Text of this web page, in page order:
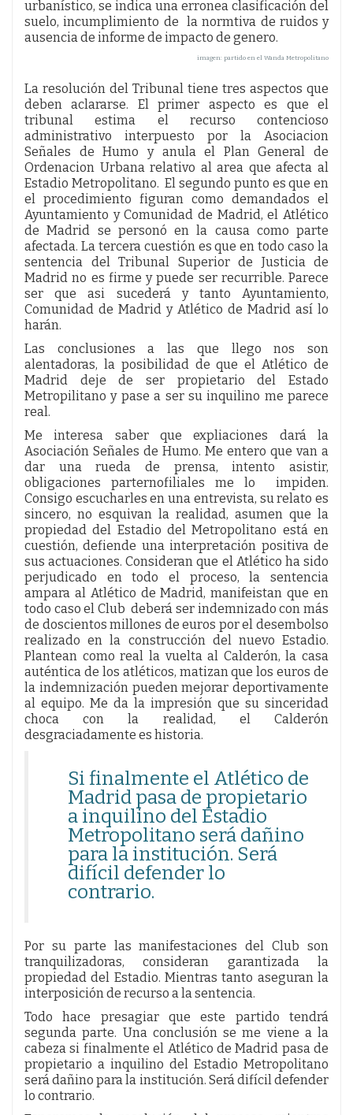
urbanístico, se indica una erronea clasificación del
suelo, incumplimiento de la normtiva de ruidos y
ausencia de informe de impacto de genero.
imagen: partido en el Wanda Metropolitano
La resolución del Tribunal tiene tres aspectos que
deben aclararse. El primer aspecto es que el
tribunal estima el recurso contencioso
administrativo interpuesto por la Asociacion
Señales de Humo y anula el Plan General de
Ordenacion Urbana relativo al area que afecta al
Estadio Metropolitano. El segundo punto es que en
el procedimiento figuran como demandados el
Ayuntamiento y Comunidad de Madrid, el Atlético
de Madrid se personó en la causa como parte
afectada. La tercera cuestión es que en todo caso la
sentencia del Tribunal Superior de Justicia de
Madrid no es firme y puede ser recurrible. Parece
ser que asi sucederá y tanto Ayuntamiento,
Comunidad de Madrid y Atlético de Madrid así lo
harán.
Las conclusiones a las que llego nos son
alentadoras, la posibilidad de que el Atlético de
Madrid deje de ser propietario del Estado
Metropilitano y pase a ser su inquilino me parece
real.
Me interesa saber que expliaciones dará la
Asociación Señales de Humo. Me entero que van a
dar una rueda de prensa, intento asistir,
obligaciones parternofiliales me lo impiden.
Consigo escucharles en una entrevista, su relato es
sincero, no esquivan la realidad, asumen que la
propiedad del Estadio del Metropolitano está en
cuestión, defiende una interpretación positiva de
sus actuaciones. Consideran que el Atlético ha sido
perjudicado en todo el proceso, la sentencia
ampara al Atlético de Madrid, manifeistan que en
todo caso el Club deberá ser indemnizado con más
de doscientos millones de euros por el desembolso
realizado en la construcción del nuevo Estadio.
Plantean como real la vuelta al Calderón, la casa
auténtica de los atléticos, matizan que los euros de
la indemnización pueden mejorar deportivamente
al equipo. Me da la impresión que su sinceridad
choca con la realidad, el Calderón
desgraciadamente es historia.
Si finalmente el Atlético de
Madrid pasa de propietario
a inquilino del Estadio
Metropolitano será dañino
para la institución. Será
difícil defender lo
contrario.
Por su parte las manifestaciones del Club son
tranquilizadoras, consideran garantizada la
propiedad del Estadio. Mientras tanto aseguran la
interposición de recurso a la sentencia.
Todo hace presagiar que este partido tendrá
segunda parte. Una conclusión se me viene a la
cabeza si finalmente el Atlético de Madrid pasa de
propietario a inquilino del Estadio Metropolitano
será dañino para la institución. Será difícil defender
lo contrario.